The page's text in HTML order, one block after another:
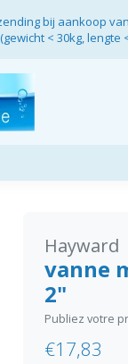
bij aankoop
< 30kg, lengte
Hayward
vanne
2"
Publiez votre
€17,83